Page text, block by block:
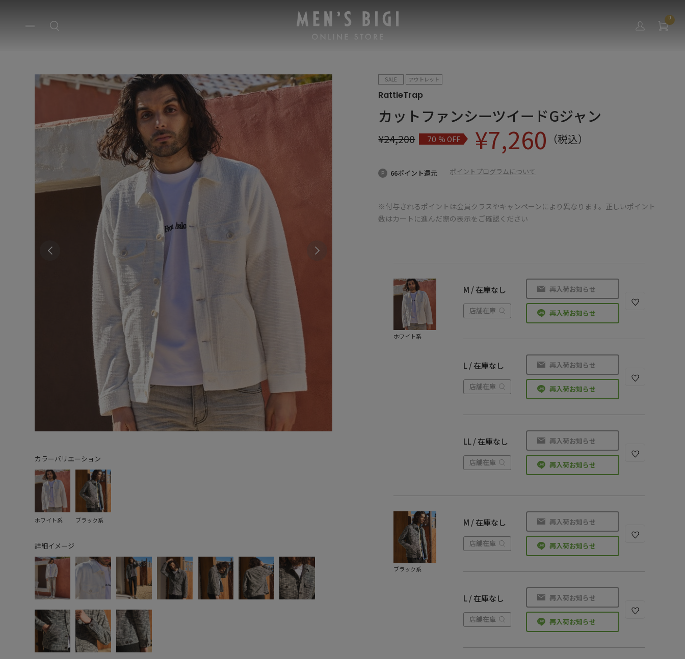
0
カラーバリエーション
ホワイト系 ブラック系
詳細イメージ
SALE アウトレット
RattleTrap
カットファンシーツイードGジャン
¥24,200 70 % OFF ¥7,260 （税込）
66ポイント還元 ポイントプログラムについて
※付与されるポイントは会員クラスやキャンペーンにより異なります。正しいポイント
数はカートに進んだ際の表示をご確認ください
ホワイト系
M / 在庫なし
店舗在庫
再入荷お知らせ
再入荷お知らせ
L / 在庫なし
店舗在庫
再入荷お知らせ
再入荷お知らせ
LL / 在庫なし
店舗在庫
再入荷お知らせ
再入荷お知らせ
ブラック系
M / 在庫なし
店舗在庫
再入荷お知らせ
再入荷お知らせ
L / 在庫なし
店舗在庫
再入荷お知らせ
再入荷お知らせ